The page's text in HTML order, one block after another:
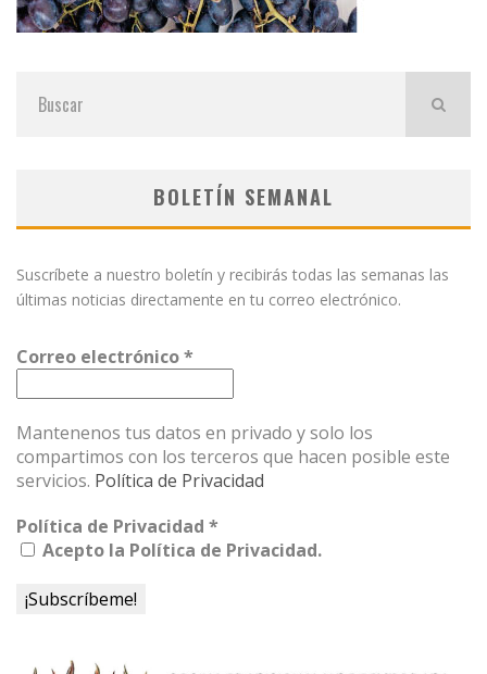
BOLETÍN SEMANAL
Suscríbete a nuestro boletín y recibirás todas las semanas las
últimas noticias directamente en tu correo electrónico.
Correo electrónico*
Mantenenos tus datos en privado y solo los
compartimos con los terceros que hacen posible este
servicios. Política de Privacidad
Política de Privacidad *
Acepto la Política de Privacidad.